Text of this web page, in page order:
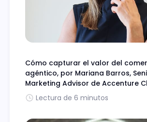
Cómo capturar el valor del
agéntico, por Mariana Barros,
Marketing Advisor de Accenture
Lectura de 6 minutos